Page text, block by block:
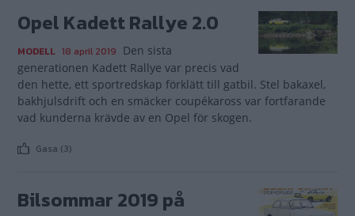
Opel Kadett Rallye 2.0
MODELL 18 april 2019 Den sista
generationen Kadett Rallye var precis vad
den hette, ett sportredskap förklätt till gatbil. Stel bakaxel,
bakhjulsdrift och en smäcker coupékaross var fortfarande
vad kunderna krävde av en Opel för skogen.
Gasa (3)
Bilsommar 2019 på